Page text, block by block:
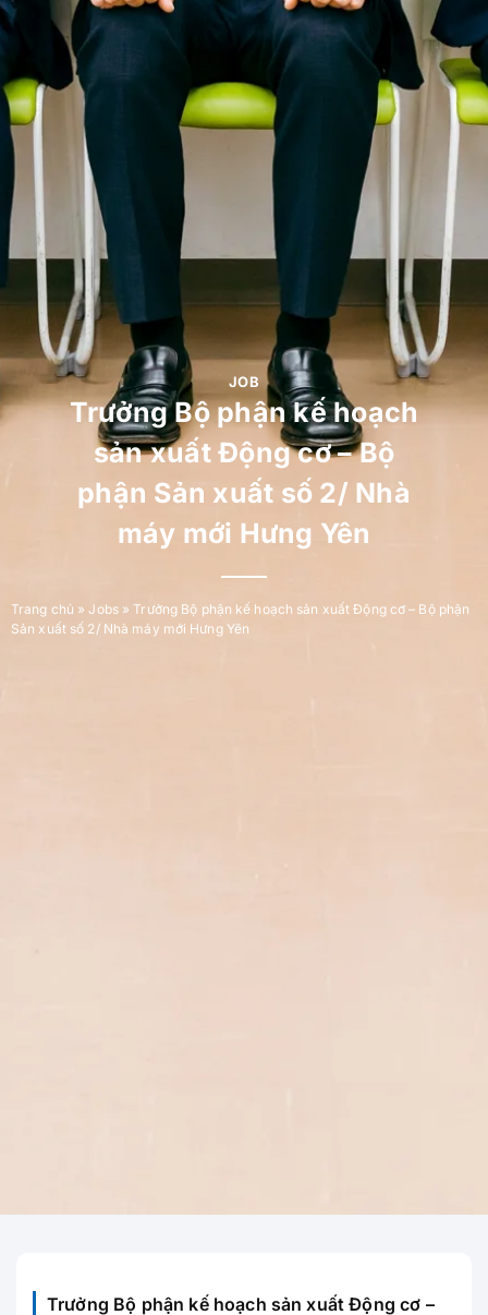
JOB
Trưởng Bộ phận kế hoạch
sản xuất Động cơ – Bộ
phận Sản xuất số 2/ Nhà
máy mới Hưng Yên
Trang chủ »Jobs»Trưởng Bộ phận kế hoạch sản xuất Động cơ – Bộ phận
Sản xuất số 2/ Nhà máy mới Hưng Yên
Trưởng Bộ phận kế hoạch sản xuất Động cơ –